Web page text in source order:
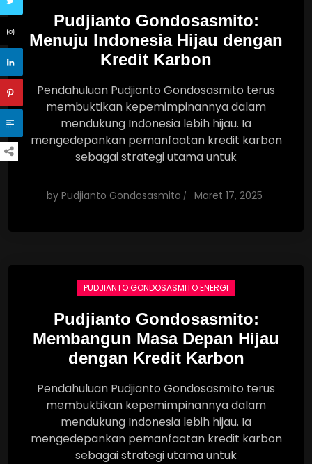
Pudjianto Gondosasmito:
Menuju Indonesia Hijau dengan
Kredit Karbon
Pendahuluan Pudjianto Gondosasmito terus
membuktikan kepemimpinannya dalam
mendukung Indonesia lebih hijau. Ia
mengedepankan pemanfaatan kredit karbon
sebagai strategi utama untuk
by Pudjianto Gondosasmito Maret 17, 2025
PUDJIANTO GONDOSASMITO ENERGI
Pudjianto Gondosasmito:
Membangun Masa Depan Hijau
dengan Kredit Karbon
Pendahuluan Pudjianto Gondosasmito terus
membuktikan kepemimpinannya dalam
mendukung Indonesia lebih hijau. Ia
mengedepankan pemanfaatan kredit karbon
sebagai strategi utama untuk